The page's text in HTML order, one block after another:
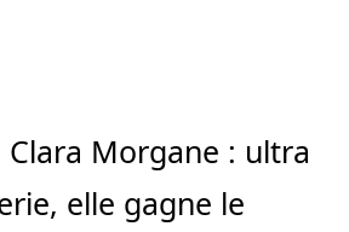
Clara Morgane : ultra
elle gagne le